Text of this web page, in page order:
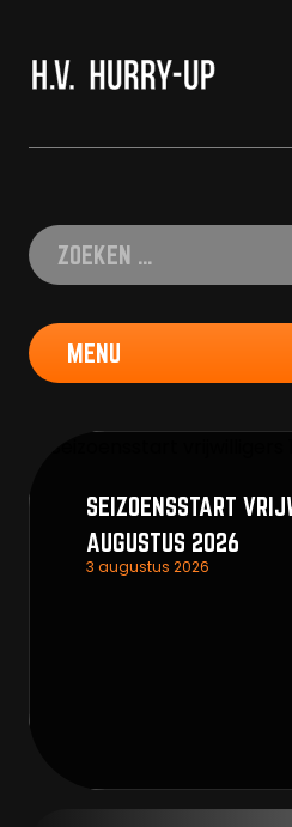
SEIZOENSSTART
AUGUSTUS 2026
3 augustus 2026